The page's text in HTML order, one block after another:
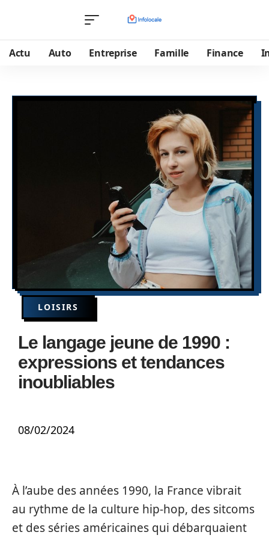
Actu Auto Entreprise Famille Finance
LOISIRS
Le langage jeune de 1990 :
expressions et tendances
inoubliables
08/02/2024
À l’aube des années 1990, la France vibrait
au rythme de la culture hip-hop, des sitcoms
et des séries américaines qui débarquaient